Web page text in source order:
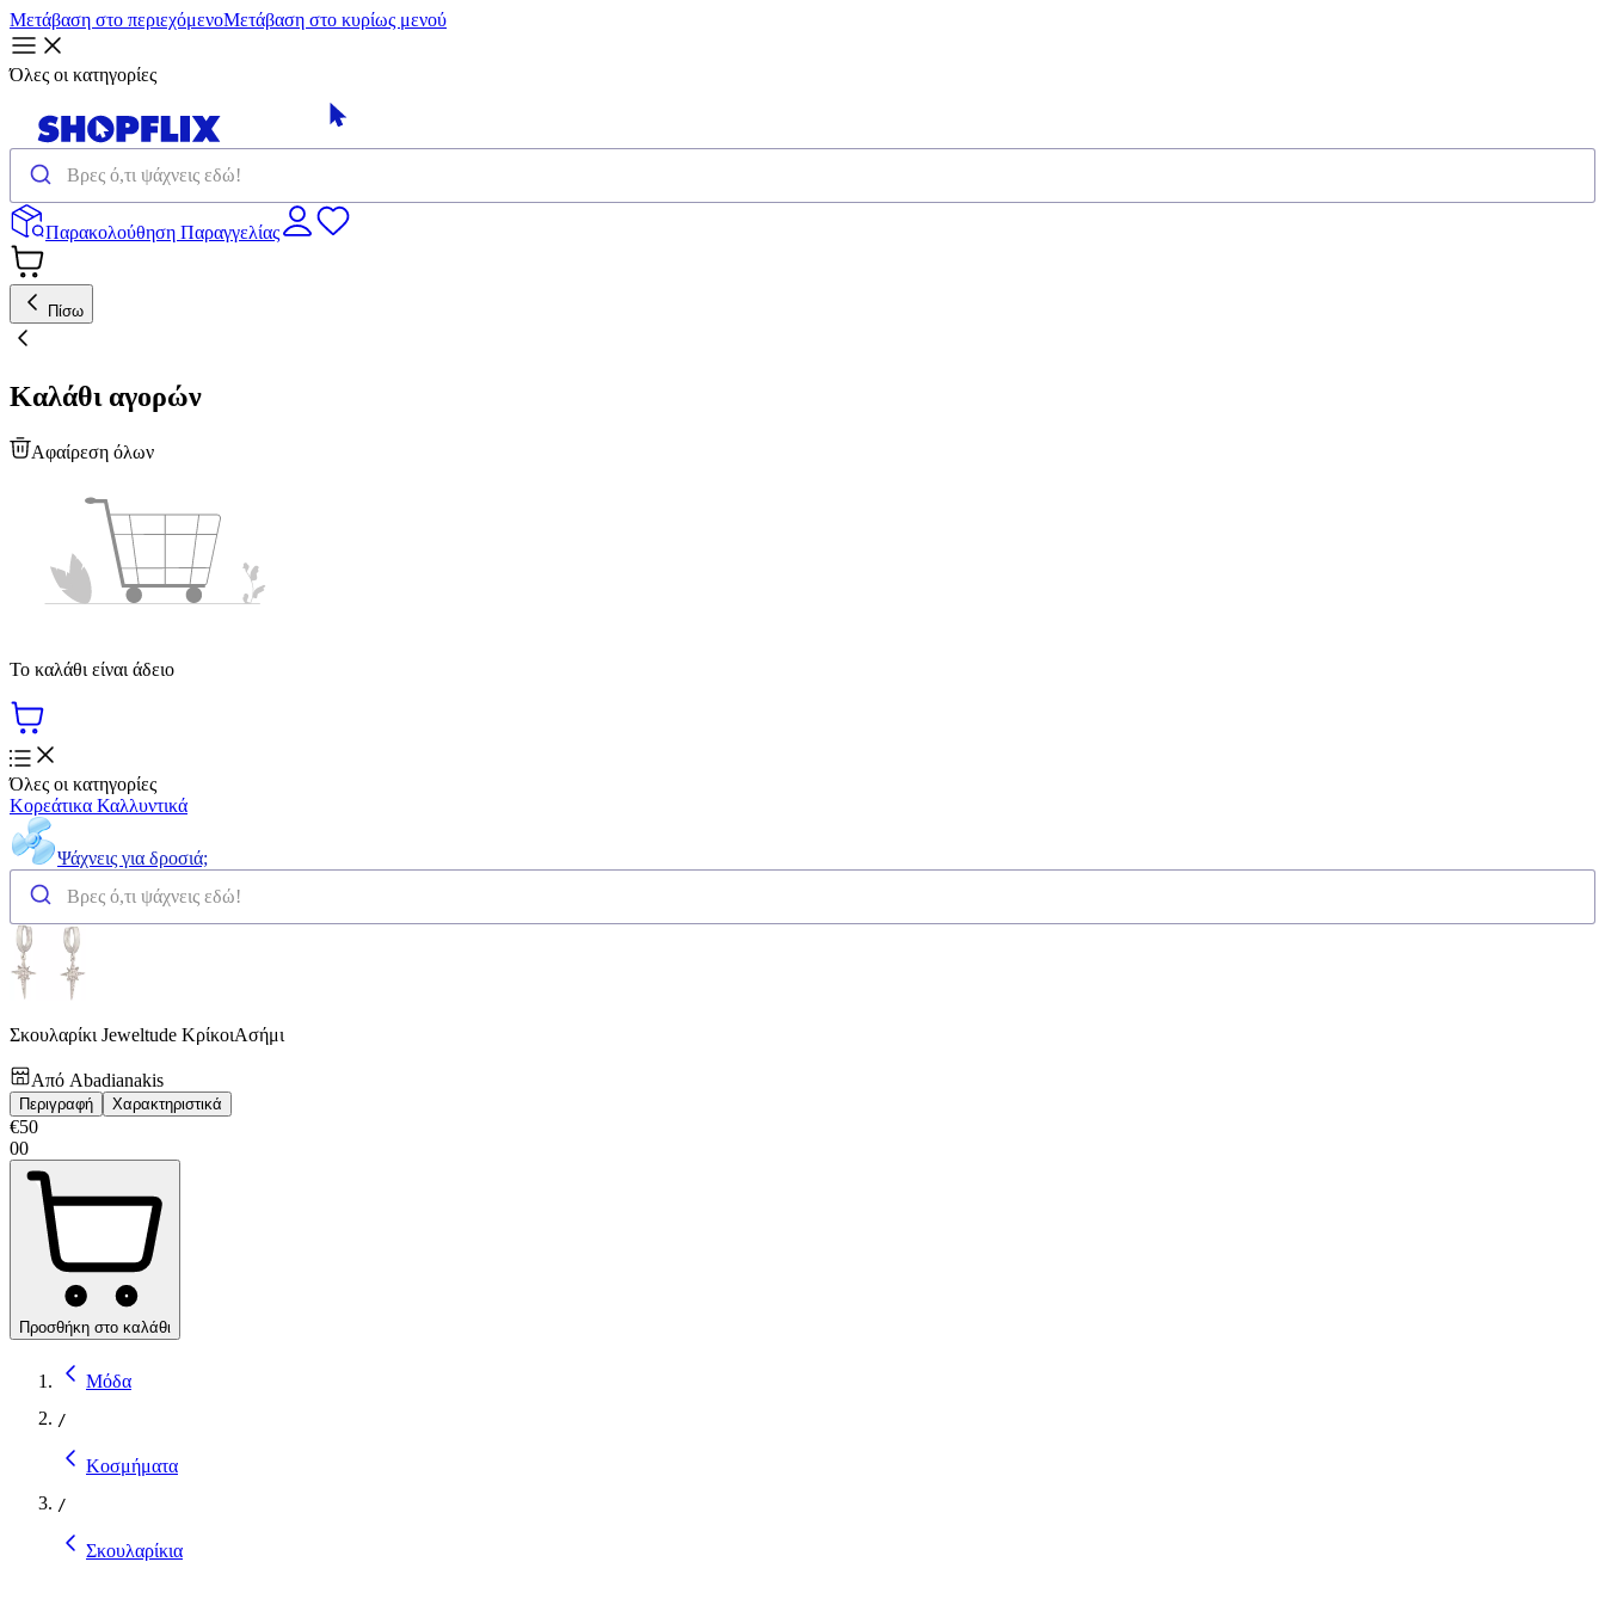
Μετάβαση στο περιεχόμενοΜετάβαση στο κυρίως μενού
Όλες οι κατηγορίες
Παρακολούθηση Παραγγελίας
Πίσω
Καλάθι αγορών
Αφαίρεση όλων
Το καλάθι είναι άδειο
Όλες οι κατηγορίες
Κορεάτικα Καλλυντικά
Ψάχνεις για δροσιά;
Σκουλαρίκι Jeweltude ΚρίκοιΑσήμι
Από Abadianakis
Περιγραφή Χαρακτηριστικά
€50
00
Προσθήκη στο καλάθι
Μόδα
/
Κοσμήματα
/
Σκουλαρίκια